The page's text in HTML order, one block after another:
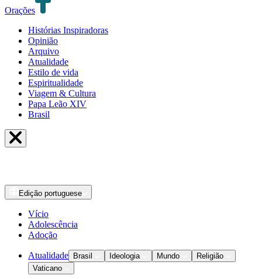
Orações
Histórias Inspiradoras
Opinião
Arquivo
Atualidade
Estilo de vida
Espiritualidade
Viagem & Cultura
Papa Leão XIV
Brasil
Edição portuguese
Vício
Adolescência
Adoção
Atualidade Brasil Ideologia Mundo
Religião
Vaticano